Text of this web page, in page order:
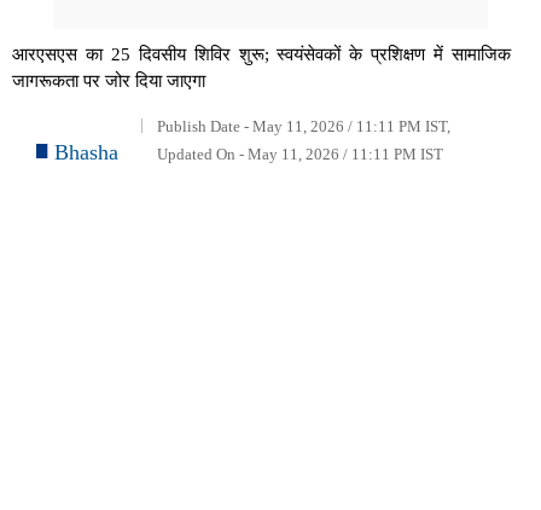
आरएसएस का 25 दिवसीय शिविर शुरू; स्वयंसेवकों के प्रशिक्षण में सामाजिक
जागरूकता पर जोर दिया जाएगा
Bhasha
Publish Date - May 11, 2026 / 11:11 PM IST,
Updated On - May 11, 2026 / 11:11 PM IST